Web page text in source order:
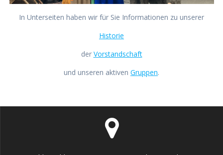
In Unterseiten haben wir für Sie Informationen zu unserer
Historie
der Vorstandschaft
und unseren aktiven Gruppen.